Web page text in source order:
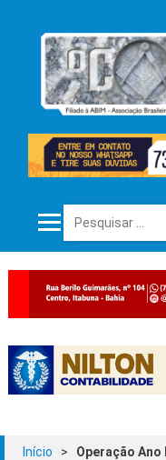
Pesquisar por:
Início >
Operação